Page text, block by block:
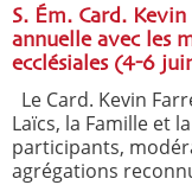
S. Ém. Card.
annuelle avec les
ecclésiales (4-6
Le Card. Kevin
Laïcs, la Famille et
participants,
agrégations